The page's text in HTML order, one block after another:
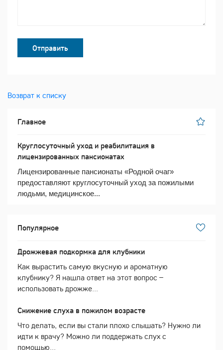
Отправить
Возврат к списку
Главное
Круглосуточный уход и реабилитация в
лицензированных пансионатах
Лицензированные пансионаты «Родной очаг»
предоставляют круглосуточный уход за пожилыми
людьми, медицинское...
Популярное
Дрожжевая подкормка для клубники
Как вырастить самую вкусную и ароматную
клубнику? Я нашла ответ на этот вопрос –
использовать дрожже...
Снижение слуха в пожилом возрасте
Что делать, если вы стали плохо слышать? Нужно ли
идти к врачу? Можно ли поддержать слух с
помощью...